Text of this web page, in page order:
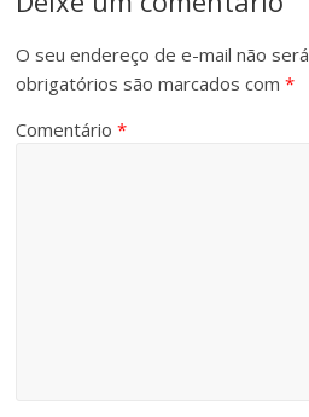
O seu endereço de e-mail não
obrigatórios são marcados com*
Comentário*